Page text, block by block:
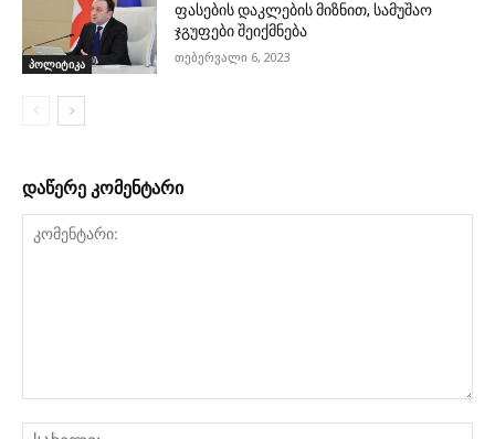
პოლიტიკა
ფასების დაკლების მიზნით, სამუშაო
ჯგუფები შეიქმნება
თებერვალი 6, 2023
დაწერე კომენტარი